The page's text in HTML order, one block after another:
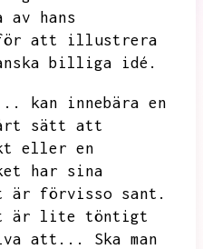
av hans
att illustrera
billiga idé.
kan innebära en
sätt att
eller en
har sina
är förvisso sant.
är lite töntigt
att...
Ska man